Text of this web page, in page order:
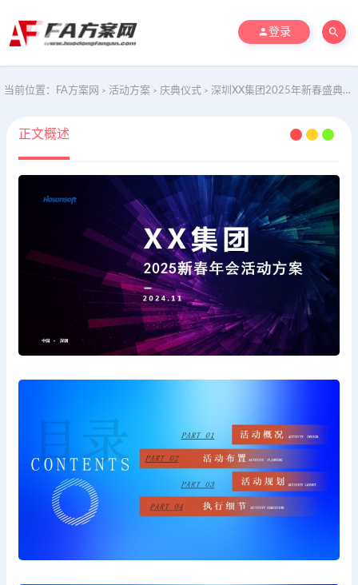
登录
当前位置： FA方案网 > 活动方案 > 庆典仪式 > 深圳XX集团2025年新春盛典活动方案
正文概述